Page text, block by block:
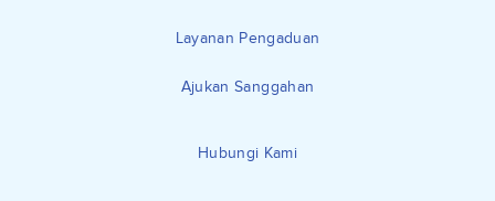
Layanan Pengaduan
Ajukan Sanggahan
Hubungi Kami